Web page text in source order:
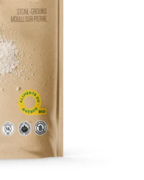
/ DÉTAILS